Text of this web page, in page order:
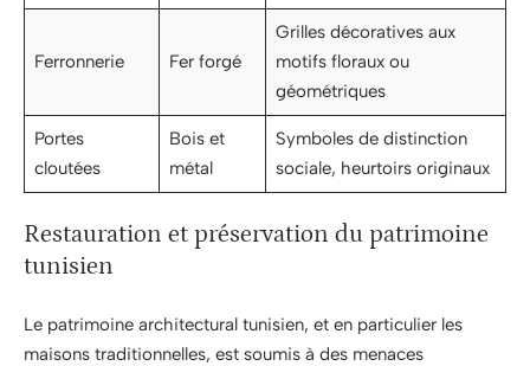
Ferronnerie Fer forgé
Grilles décoratives aux
motifs floraux ou
géométriques
Portes
cloutées
Bois et
métal
Symboles de distinction
sociale, heurtoirs originaux
Restauration et préservation du patrimoine
tunisien
Le patrimoine architectural tunisien, et en particulier les
maisons traditionnelles, est soumis à des menaces